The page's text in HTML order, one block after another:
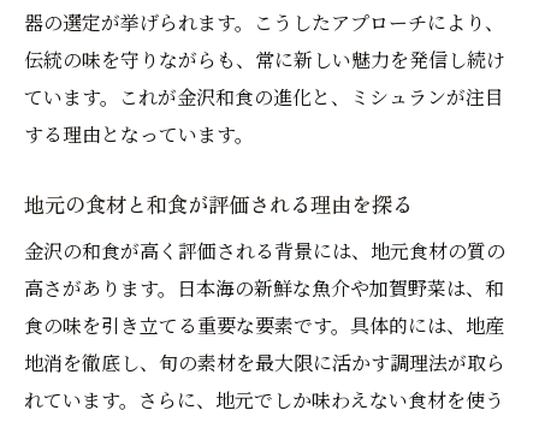
器の選定が挙げられます。こうしたアプローチにより、
伝統の味を守りながらも、常に新しい魅力を発信し続け
ています。これが金沢和食の進化と、ミシュランが注目
する理由となっています。
地元の食材と和食が評価される理由を探る
金沢の和食が高く評価される背景には、地元食材の質の
高さがあります。日本海の新鮮な魚介や加賀野菜は、和
食の味を引き立てる重要な要素です。具体的には、地産
地消を徹底し、旬の素材を最大限に活かす調理法が取ら
れています。さらに、地元でしか味わえない食材を使う